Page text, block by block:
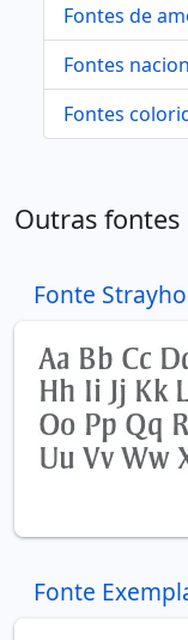
Fontes de
Fontes
Fontes
Outras fontes
Fonte
Fonte